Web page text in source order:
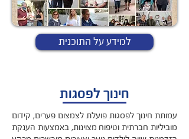
למידע על התוכנית
חינוך לפסגות
עמותת חינוך לפסגות פועלת לצמצום פערים, קידום
מוביליות חברתית וטיפוח מצוינות, באמצעות הענקת